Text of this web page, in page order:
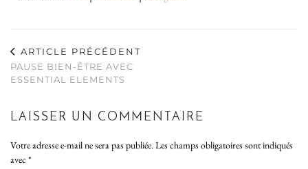
ARTICLE PRÉCÉDENT
PAUSE BIEN-ÊTRE AVEC
ESSENTIAL ELEMENTS
LAISSER UN COMMENTAIRE
Votre adresse e-mail ne sera pas publiée. Les champs obligatoires sont indiqués
avec *